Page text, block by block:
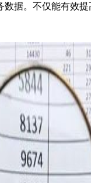
据。不仅能有效